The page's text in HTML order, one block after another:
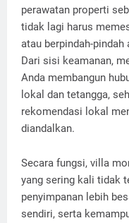
perawatan properti
tidak lagi harus
atau berpindah-
Dari sisi keamanan,
Anda membangun
lokal dan tetangga,
rekomendasi lokal
diandalkan.
Secara fungsi, villa
yang sering kali tidak
penyimpanan lebih
sendiri, serta